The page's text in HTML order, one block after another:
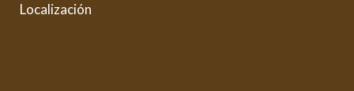
Localización